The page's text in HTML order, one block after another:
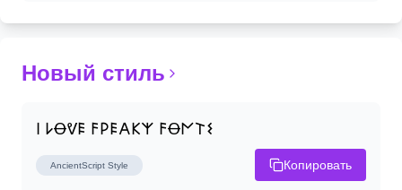
Новый стиль
𐌉 𐌋Ꝋᕓ𐌄 𐌅𐌓𐌄𐌀𐌊𐌙 𐌅Ꝋ𐌍𐌕𐌔
AncientScript Style Копировать